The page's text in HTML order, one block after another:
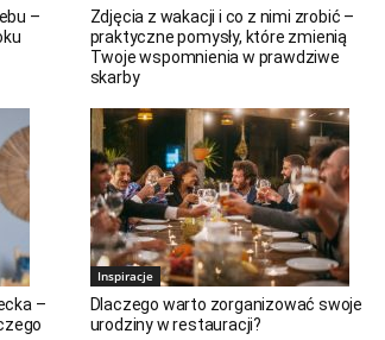
–
Zdjęcia z wakacji i co z nimi zrobić –
praktyczne pomysły, które zmienią
Twoje wspomnienia w prawdziwe
skarby
–
Inspiracje
Dlaczego warto zorganizować swoje
urodziny w restauracji?